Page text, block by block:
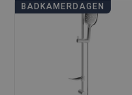
BADKAMERDAGEN